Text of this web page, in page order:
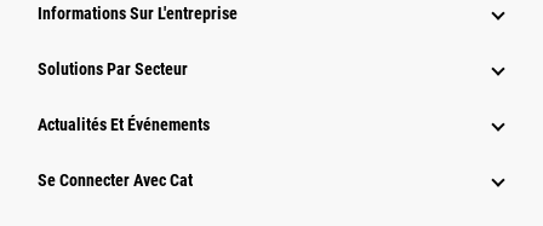
Informations Sur L'entreprise
Solutions Par Secteur
Actualités Et Événements
Se Connecter Avec Cat